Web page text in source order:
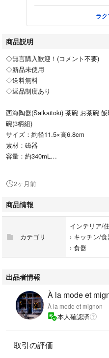
ラ
商品説明
◇無言購入歓迎！(コメント不要)
◇新品未使用
◇送料無料
◇返品制度あり
西海陶器(Saikaitoki) 茶碗 お茶碗
碗(3柄組)
サイズ：約径11.5×高6.8cm
素材：磁器
容量：約340mL
絵柄一つ一つ筆を使って描いたよ
●飯碗約１杯＝約174ｇ・約292cal
＝indigo ※飯碗以外は商品ではあり
絵柄一つ一つ筆を使って描いたよ
絵柄です。染柄の淡い「藍色」を
ｇ・約292cal ●世界中で古来より
品ではありません。
不良品や異なる商品が届いた場合
誤って購入された場合は発送前に
2ヶ月前
商品情報
カテゴリ
インテリア/
› キッチン/食
› 食器
出品者情報
À la mode et
À la mode et mignon
本人確認済
取引の評価